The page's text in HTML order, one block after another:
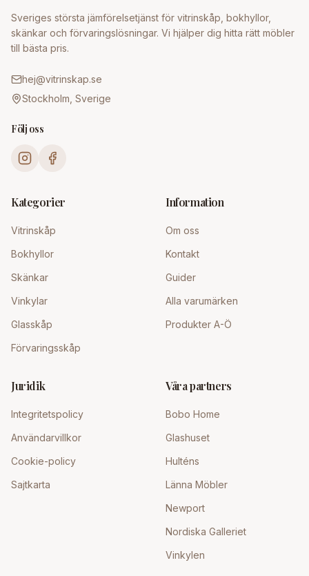
Sveriges största jämförelsetjänst för vitrinskåp, bokhyllor,
skänkar och förvaringslösningar. Vi hjälper dig hitta rätt möbler
till bästa pris.
hej@vitrinskap.se
Stockholm, Sverige
Följ oss
Kategorier
Vitrinskåp
Bokhyllor
Skänkar
Vinkylar
Glasskåp
Förvaringsskåp
Information
Om oss
Kontakt
Guider
Alla varumärken
Produkter A-Ö
Juridik
Integritetspolicy
Användarvillkor
Cookie-policy
Sajtkarta
Våra partners
Bobo Home
Glashuset
Hulténs
Länna Möbler
Newport
Nordiska Galleriet
Vinkylen